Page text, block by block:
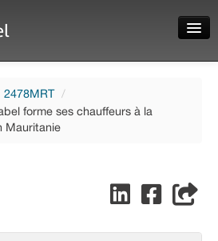
2478MRT /
forme ses chauffeurs à la
Mauritanie